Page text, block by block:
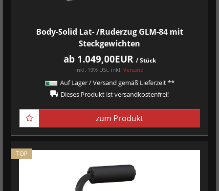
Body-Solid Lat- /Ruderzug GLM-84 mit
Steckgewichten
ab 1.049,00EUR / Stück
inkl. 19% USt. inkl. Versand
Auf Lager / Versand gemäß Lieferzeit **
Dieses Produkt ist versandkostenfrei!
zum Produkt
TOP